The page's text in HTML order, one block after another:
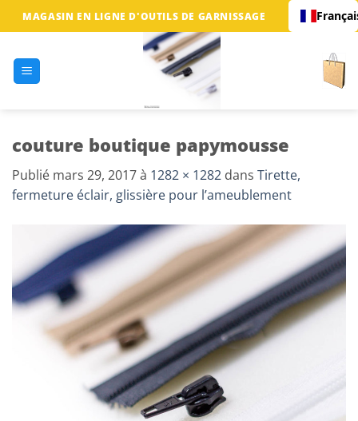
Passer
au
MAGASIN EN LIGNE D'OUTILS DE GARNISSAGE
couture boutique papymousse
Publié mars 29, 2017à 1282 × 1282 dans Tirette,
fermeture éclair, glissière pour l’ameublement